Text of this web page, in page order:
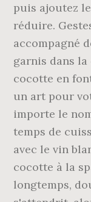
puis ajoutez
réduire.
accompagné
garnis dans la
cocotte en
un art pour
importe le
temps de
avec le vin
cocotte à la
longtemps,